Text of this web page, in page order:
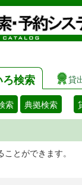
ろ検索 貸
索 典拠検索
とができます。